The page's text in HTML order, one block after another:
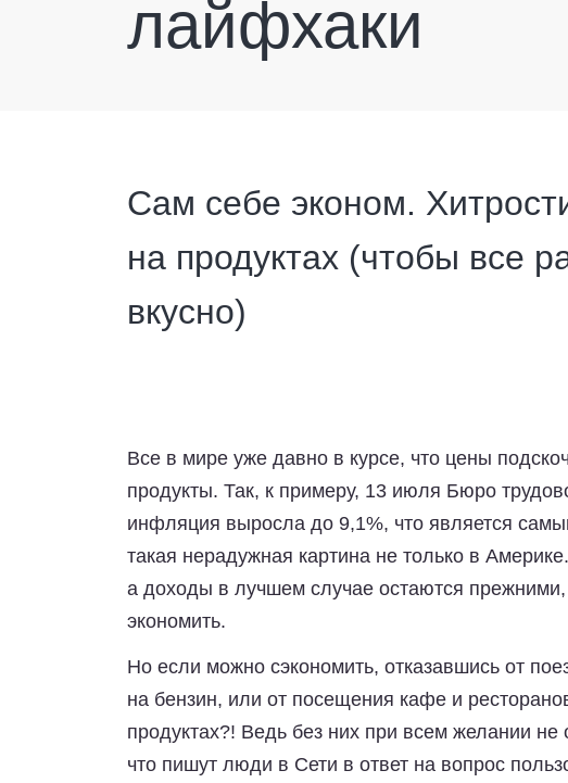
лайфхаки
Сам себе эконом.
на продуктах (чтобы все
вкусно)
Все в мире уже давно в курсе, что цены
продукты. Так, к примеру, 13 июля Бюро
инфляция выросла до 9,1%, что является
такая нерадужная картина не только в
а доходы в лучшем случае остаются
экономить.
Но если можно сэкономить, отказавшись от
на бензин, или от посещения кафе и
продуктах?! Ведь без них при всем желании не
что пишут люди в Сети в ответ на вопрос